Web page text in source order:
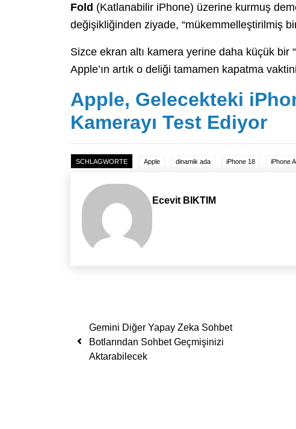
Fold (Katlanabilir iPhone) üzerine kurmuş
değişikliğinden ziyade, “mükemmelleştirilmiş
Sizce ekran altı kamera yerine daha küçük bir
Apple’ın artık o deliği tamamen kapatma
Apple, Gelecekteki
Kamerayı Test Ediyor
SCHLAGWORTE Apple dinamik ada iPhone 18 iPhone
Ecevit BIKTIM
Yazı dolaşımı
Gemini Diğer Yapay Zeka Sohbet
Botlarından Sohbet Geçmişinizi
Aktarabilecek